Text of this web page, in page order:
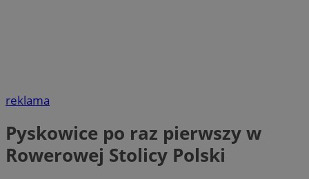
reklama
Pyskowice po raz pierwszy w
Rowerowej Stolicy Polski